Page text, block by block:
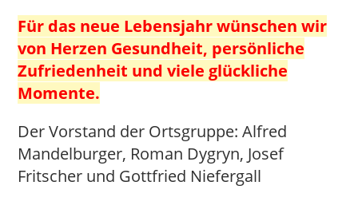
Für das neue Lebensjahr wünschen wir
von Herzen Gesundheit, persönliche
Zufriedenheit und viele glückliche
Momente.
Der Vorstand der Ortsgruppe: Alfred
Mandelburger, Roman Dygryn, Josef
Fritscher und Gottfried Niefergall